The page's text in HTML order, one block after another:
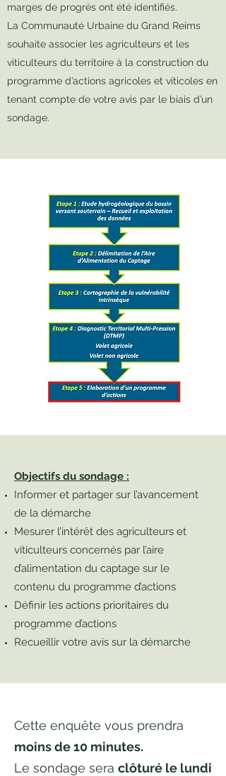
marges de progrès ont été identifiés.
La Communauté Urbaine du Grand Reims
souhaite associer les agriculteurs et les
viticulteurs du territoire à la construction du
programme d’actions agricoles et viticoles en
tenant compte de votre avis par le biais d’un
sondage.
Objectifs du sondage :
Informer et partager sur l’avancement
de la démarche
Mesurer l’intérêt des agriculteurs et
viticulteurs concernés par l’aire
d’alimentation du captage sur le
contenu du programme d’actions
Définir les actions prioritaires du
programme d’actions
Recueillir votre avis sur la démarche
Cette enquête vous prendra
moins de 10 minutes.
Le sondage sera clôturé le lundi